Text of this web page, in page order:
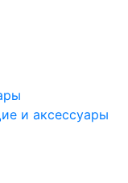
и аксессуары